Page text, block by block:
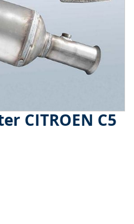
CITROEN C5